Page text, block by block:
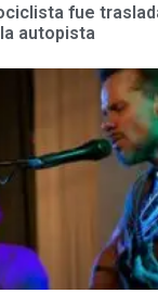
fue
autopista